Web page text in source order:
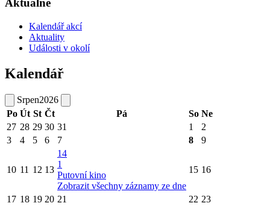
Aktuálně
Kalendář akcí
Aktuality
Události v okolí
Kalendář
Srpen2026
Po Út St Čt Pá So Ne
27 28 29 30 31 1
2
3
4 5 6 7 8 9
10 11 12 13
14
1
Putovní kino
Zobrazit všechny záznamy ze dne
15 16
17 18 19 20 21 22 23